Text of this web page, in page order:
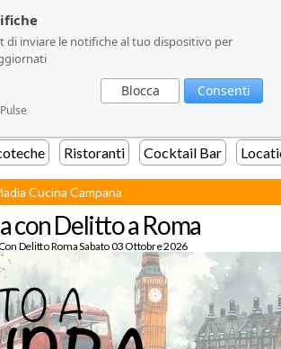
di inviare le notifiche al tuo dispositivo per
Blocca Consenti
di inviare le notifiche al tuo dispositivo per
Blocca Consenti
Ristoranti Cocktail Bar
Cucina Campana
con Delitto a Roma
Delitto Roma Sabato 03 Ottobre 2026